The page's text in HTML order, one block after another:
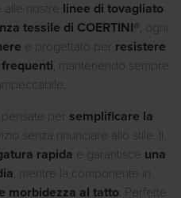
alle nostre linee di tovagliato
tessile di COERTINI®, ogni
e progettato per resistere
, mantenendo sempre
per semplificare la
senza rinunciare allo stile. Il
rapida e garantisce una
, mentre la componente in
morbidezza al tatto. Perfette